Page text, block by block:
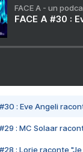
FACE A - un
FACE A #30 :
#30 : Eve Angeli
#29 : MC Solaar
#28 : Lorie raconte